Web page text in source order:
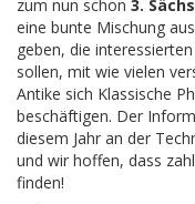
zum nun schon 3.
eine bunte Mischung
geben, die
sollen, mit wie vielen
Antike sich Klassische
beschäftigen. Der
diesem Jahr an der
und wir hoffen, dass
finden!